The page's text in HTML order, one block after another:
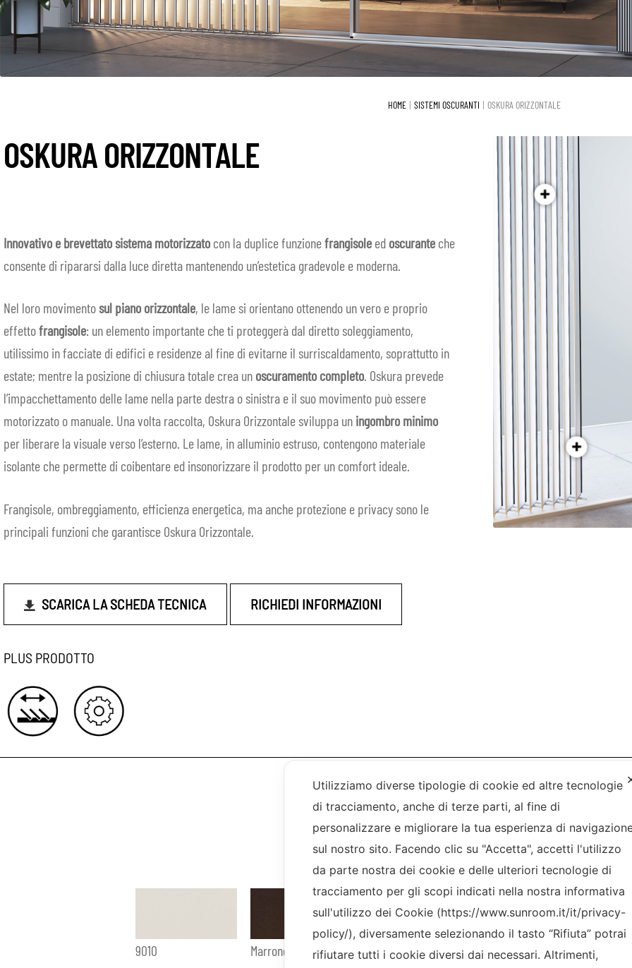
HOME SISTEMI OSCURANTI OSKURA ORIZZONTALE
OSKURA ORIZZONTALE
Innovativo e brevettato sistema motorizzato con la duplice funzionefrangisole ed oscurante che
consente di ripararsi dalla luce diretta mantenendo un’estetica gradevole e moderna.
Nel loro movimento sul piano orizzontale, le lame si orientano ottenendo un vero e proprio
effettofrangisole: un elemento importante che ti proteggerà dal diretto soleggiamento,
utilissimo in facciate di edifici e residenze al fine di evitarne il surriscaldamento, soprattutto in
estate; mentre la posizione di chiusura totale crea un oscuramento completo. Oskura prevede
l’impacchettamento delle lame nella parte destra o sinistra e il suo movimento può essere
motorizzato o manuale. Una volta raccolta, Oskura Orizzontale sviluppa un ingombro minimo
per liberare la visuale verso l’esterno. Le lame, in alluminio estruso, contengono materiale
isolante che permette di coibentare ed insonorizzare il prodotto per un comfort ideale.
Frangisole, ombreggiamento, efficienza energetica, ma anche protezione e privacy sono le
principali funzioni che garantisce Oskura Orizzontale.
SCARICA LA SCHEDA TECNICA RICHIEDI INFORMAZIONI
PLUS PRODOTTO
FINITURE
9010 Marrone Marmo 9005 Opaco Grigio Marmo
Utilizziamo diverse tipologie di cookie ed altre tecnologie
di tracciamento, anche di terze parti, al fine di
personalizzare e migliorare la tua esperienza di
sul nostro sito. Facendo clic su "Accetta", accetti l'utilizzo
da parte nostra dei cookie e delle ulteriori tecnologie di
tracciamento per gli scopi indicati nella nostra informativa
sull'utilizzo dei Cookie (https://www.sunroom.it/it/privacy-
policy/), diversamente selezionando il tasto “Rifiuta” potrai
rifiutare tutti i cookie diversi dai necessari. Altrimenti,